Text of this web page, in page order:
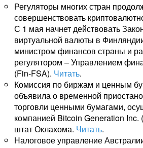
Регуляторы многих стран
совершенствовать
С 1 мая начнет действовать
виртуальной валюты в
министром финансов страны и
регулятором – Управлением
(Fin-FSA). Читать.
Комиссия по биржам и ценным
объявила о временной
торговли ценными бумагами,
компанией Bitcoin Generation Inc.
штат Оклахома. Читать.
Налоговое управление